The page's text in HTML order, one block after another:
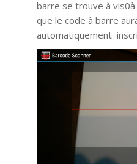
barre se trouve à
que le code à barre
automatiquement